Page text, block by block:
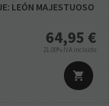
LEÓN MAJESTUOSO
64,95 €
21.00% IVA incluido